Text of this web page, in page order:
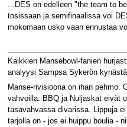
...DES on edelleen "the team to
tosissaan ja semifinaalissa voi
mokomaan usko vaan ennustaa
Kaikkien Mansebowl-fanien
analyysi Sampsa Sykerön
Manse-rivisioona on ihan pehmo.
vahvoilla. BBQ ja Nuljaskat eivät
tasavahvassa divarissa. Lippuja
tarjolla on - jos ei huippu boulia -